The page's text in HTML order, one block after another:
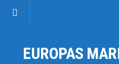
Kategorien
EUROPAS